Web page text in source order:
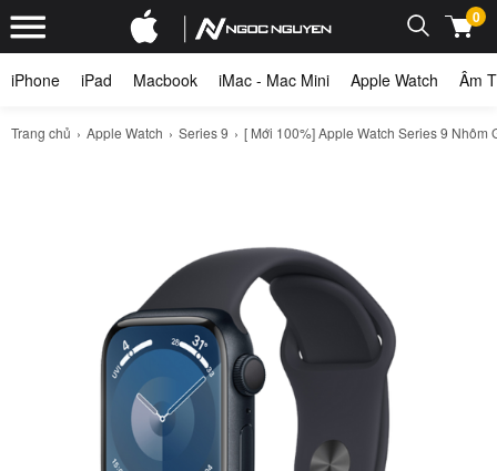
0
iPhone iPad Macbook iMac - Mac Mini Apple Watch Âm
Trang chủ Apple Watch Series 9 [ Mới 100%] Apple Watch Series 9 Nhôm